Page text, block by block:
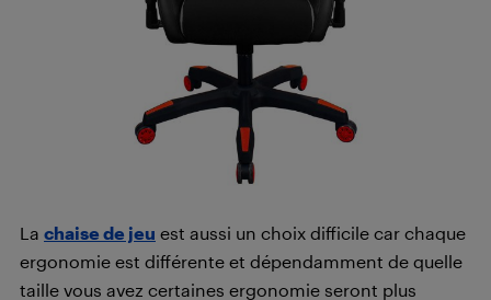
La chaise de jeu est aussi un choix difficile car chaque
ergonomie est différente et dépendamment de quelle
taille vous avez certaines ergonomie seront plus